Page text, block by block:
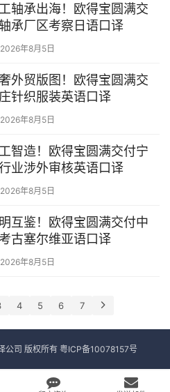
轴承出海！欧得宝圆满交
承厂区考察日语口译
2026年8月5日
外贸版图！欧得宝圆满交
针织服装英语口译
2026年8月5日
智造！欧得宝圆满交付宁
业涉外审核英语口译
2026年8月5日
互鉴！欧得宝圆满交付中
古塞尔维亚语口译
2026年8月5日
4 5 6 7
公司 版权所有 粤ICP备10078157号